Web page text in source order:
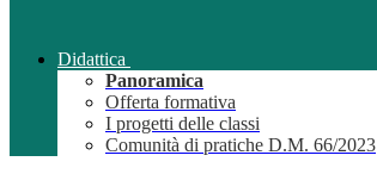
Didattica
Panoramica
Offerta formativa
I progetti delle classi
Comunità di pratiche D.M. 66/2023